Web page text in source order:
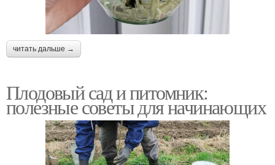
читать дальше →
Плодовый сад и питомник:
полезные советы для начинающих